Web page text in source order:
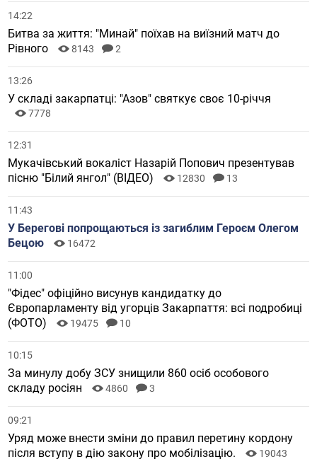
14:22
Битва за життя: "Минай" поїхав на виїзний матч до
Рівного
8143 2
13:26
У складі закарпатці: "Азов" святкує своє 10-річчя
7778
12:31
Мукачівський вокаліст Назарій Попович презентував
пісню "Білий янгол" (ВІДЕО)
12830 13
11:43
У Берегові попрощаються із загиблим Героєм Олегом
Бецою
16472
11:00
"Фідес" офіційно висунув кандидатку до
Європарламенту від угорців Закарпаття: всі подробиці
(ФОТО)
19475 10
10:15
За минулу добу ЗСУ знищили 860 осіб особового
складу росіян
4860 3
09:21
Уряд може внести зміни до правил перетину кордону
після вступу в дію закону про мобілізацію.
19043